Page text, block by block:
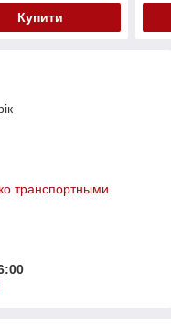
Купити
транспортными